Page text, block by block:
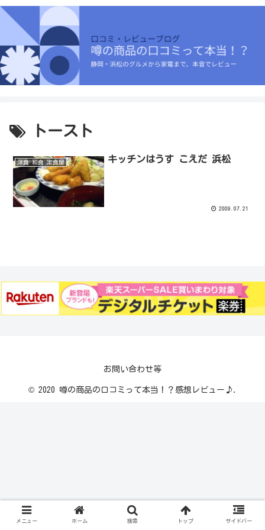
トースト
洋食 和食 定食屋 キッチンはうす こえだ 浜松
2009.07.21
お問い合わせ等
© 2020 噂の商品の口コミって本当！？感想レビュー♪.
メニュー ホーム 検索 トップ サイドバー